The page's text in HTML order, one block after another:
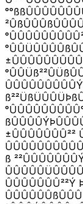
±ÛÛÛÛÛÛÛ²²
ß ²²ÛÛÛÛÛÛÛÝ
ÛÛÛÛÛÛÛ²²Ý